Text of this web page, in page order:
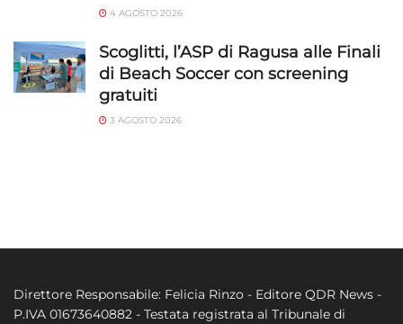
4 AGOSTO 2026
Scoglitti, l’ASP di Ragusa alle Finali
di Beach Soccer con screening
gratuiti
3 AGOSTO 2026
Direttore Responsabile: Felicia Rinzo - Editore QDR News -
P.IVA 01673640882 - Testata registrata al Tribunale di